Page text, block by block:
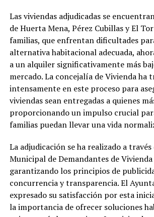
Las viviendas adjudicadas se
de Huerta Mena, Pérez Cubillas y El
familias, que enfrentan dificultades
alternativa habitacional adecuada,
a un alquiler significativamente más
mercado. La concejalía de Vivienda ha
intensamente en este proceso para
viviendas sean entregadas a quienes
proporcionando un impulso crucial
familias puedan llevar una vida
La adjudicación se ha realizado a
Municipal de Demandantes de
garantizando los principios de
concurrencia y transparencia. El
expresado su satisfacción por esta
la importancia de ofrecer soluciones